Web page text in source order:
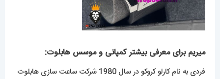
میریم برای معرفی بیشتر کمپانی و موسس هابلوت:
فردی به نام کارلو کروکو در سال 1980 شرکت ساعت سازی هابلوت